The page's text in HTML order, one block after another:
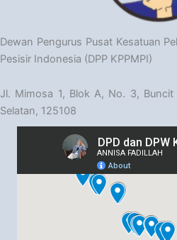
Dewan Pengurus Pusat Kesatuan
Pesisir Indonesia (DPP KPPMPI)
Jl. Mimosa 1, Blok A, No. 3,
Selatan, 125108